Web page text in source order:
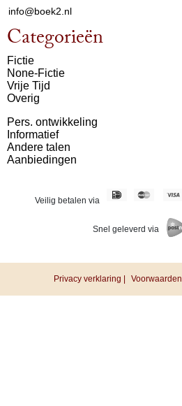
info@boek2.nl
Categorieën
Fictie
None-Fictie
Vrije Tijd
Overig
Pers. ontwikkeling
Informatief
Andere talen
Aanbiedingen
Veilig betalen via
Snel geleverd via
Privacy verklaring | Voorwaarden |